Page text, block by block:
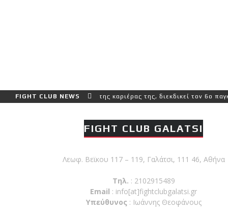
FIGHT CLUB NEWS
πιο δύσκολο αγώνα της καριέρας της, διεκδικεί τον 6ο
FIGHT CLUB GALATSI
Λεωφ. Βεϊκου 117 – 119, Γαλάτσι, 111 46, Αθήνα
Τηλ. : 2102915489
Email : info[at]fightclubgalatsi.gr
Υπεύθυνος : Ιωάννης Θεοφάνους